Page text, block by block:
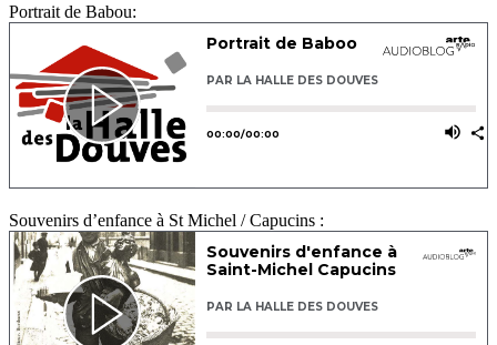
Portrait de Babou:
Souvenirs d’enfance à St Michel / Capucins :